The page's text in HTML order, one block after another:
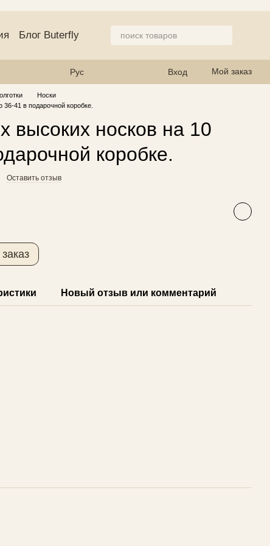
Блог Buterfly
Рус Вход Мой заказ
Носки
41 в подарочной коробке.
высоких носков на 10
коробке.
Оставить отзыв
Новый отзыв или комментарий